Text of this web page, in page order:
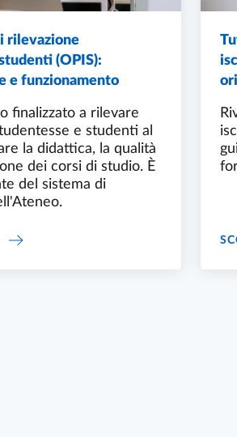
rilevazione
(OPIS):
e funzionamento
finalizzato a rilevare
e studenti al
la didattica, la qualità
dei corsi di studio. È
del sistema di
DI RILEVAZIONE